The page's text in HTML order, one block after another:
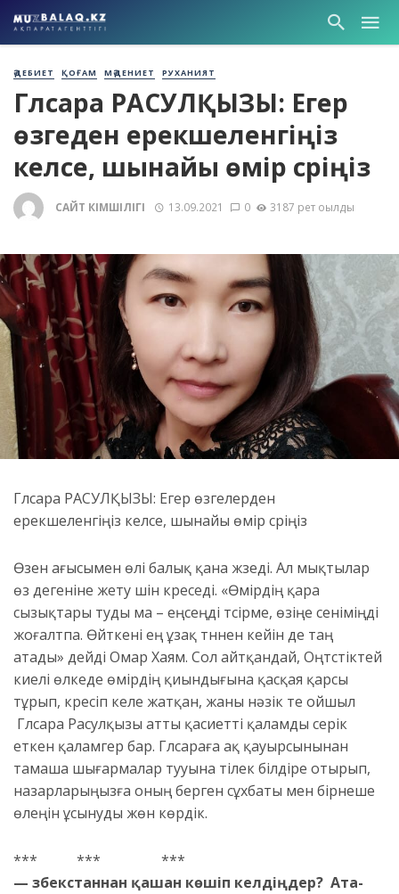
ӘДЕБИЕТ ҚОҒАМ МӘДЕНИЕТ РУХАНИЯТ
Гүлсара РАСУЛҚЫЗЫ: Егер
өзгеден ерекшеленгіңіз
келсе, шынайы өмір сүріңіз
САЙТ ӘКІМШІЛІГІ 13.09.2021 0 3187 рет оқылды
Гүлсара РАСУЛҚЫЗЫ: Егер өзгелерден
ерекшеленгіңіз келсе, шынайы өмір сүріңіз
Өзен ағысымен өлі балық қана жүзеді. Ал мықтылар
өз дегеніне жету үшін күреседі. «Өмірдің қара
сызықтары туды ма – еңсеңді түсірме, өзіңе сеніміңді
жоғалтпа. Өйткені ең ұзақ түннен кейін де таң
атады» дейді Омар Хаям. Сол айтқандай, Оңтүстіктей
киелі өлкеде өмірдің қиындығына қасқая қарсы
тұрып, күресіп келе жатқан, жаны нәзік те ойшыл
Гүлсара Расулқызы атты қасиетті қаламды серік
еткен қаламгер бар. Гүлсараға ақ қауырсынынан
тамаша шығармалар тууына тілек білдіре отырып,
назарларыңызға оның берген сұхбаты мен бірнеше
өлеңін ұсынуды жөн көрдік.
*** *** ***
— Өзбекстаннан қашан көшіп келдіңдер? Ата-